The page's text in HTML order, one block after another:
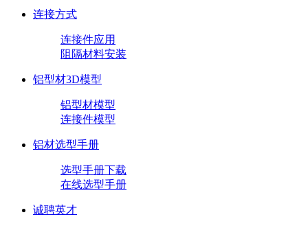
连接方式
连接件应用
阻隔材料安装
铝型材3D模型
铝型材模型
连接件模型
铝材选型手册
选型手册下载
在线选型手册
诚聘英才